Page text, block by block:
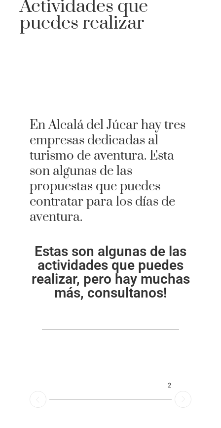
Alojamientos
Actividades que
puedes realizar
En Alcalá del Júcar hay tres
empresas dedicadas al
turismo de aventura. Esta
son algunas de las
propuestas que puedes
contratar para los días de
aventura.
Estas son algunas de las
actividades que puedes
realizar, pero hay muchas
más, consultanos!
2026